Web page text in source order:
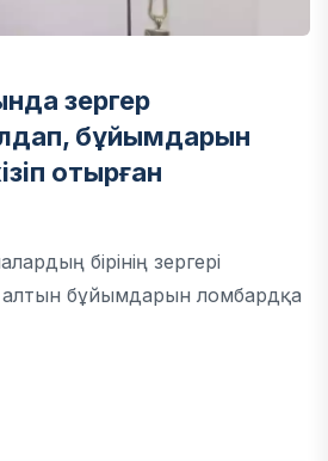
зергер
бұйымдарын
отырған
бірінің зергері
алтын бұйымдарын ломбардқа